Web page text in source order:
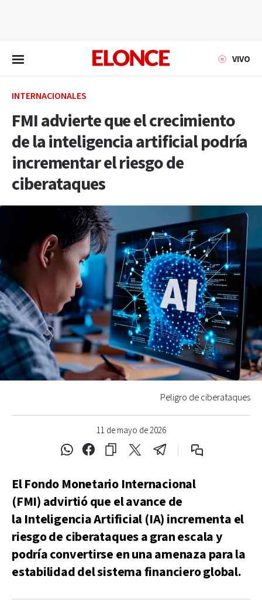
VIVO
INTERNACIONALES
FMI advierte que el crecimiento
de la inteligencia artificial podría
incrementar el riesgo de
ciberataques
11 de mayo de 2026
Peligro de ciberataques
El Fondo Monetario Internacional
(FMI) advirtió que el avance de
la Inteligencia Artificial (IA) incrementa el
riesgo de ciberataques a gran escala y
podría convertirse en una amenaza para la
estabilidad del sistema financiero global.